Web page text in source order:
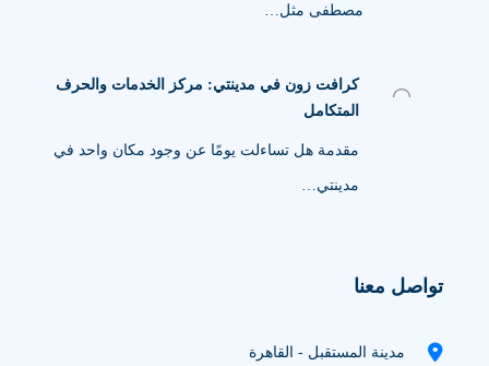
مصطفى مثل…
كرافت زون في مدينتي: مركز الخدمات والحرف
المتكامل
مقدمة هل تساءلت يومًا عن وجود مكان واحد في
مدينتي…
تواصل معنا
مدينة المستقبل - القاهرة